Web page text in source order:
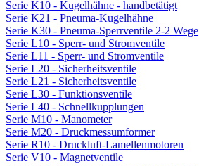
Serie K10 - Kugelhähne - handbetätigt
Serie K21 - Pneuma-Kugelhähne
Serie K30 - Pneuma-Sperrventile 2-2 Wege
Serie L10 - Sperr- und Stromventile
Serie L11 - Sperr- und Stromventile
Serie L20 - Sicherheitsventile
Serie L21 - Sicherheitsventile
Serie L30 - Funktionsventile
Serie L40 - Schnellkupplungen
Serie M10 - Manometer
Serie M20 - Druckmessumformer
Serie R10 - Druckluft-Lamellenmotoren
Serie V10 - Magnetventile